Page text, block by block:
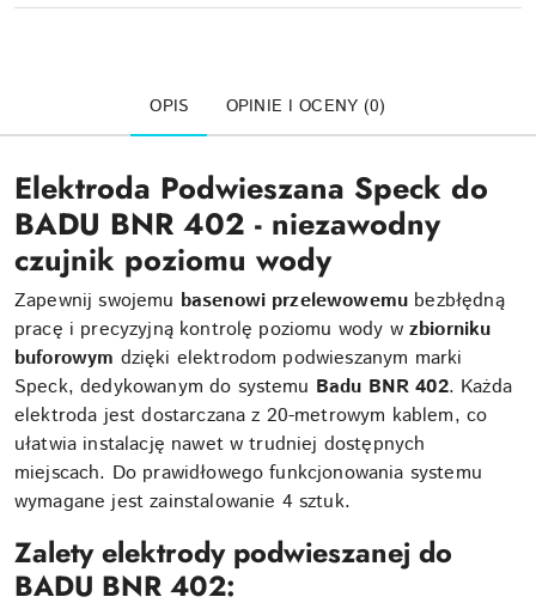
OPIS OPINIE I OCENY (0)
Elektroda Podwieszana Speck do
BADU BNR 402 - niezawodny
czujnik poziomu wody
Zapewnij swojemu basenowi przelewowemu bezbłędną
pracę i precyzyjną kontrolę poziomu wody w zbiorniku
buforowym dzięki elektrodom podwieszanym marki
Speck, dedykowanym do systemu Badu BNR 402. Każda
elektroda jest dostarczana z 20-metrowym kablem, co
ułatwia instalację nawet w trudniej dostępnych
miejscach. Do prawidłowego funkcjonowania systemu
wymagane jest zainstalowanie 4 sztuk.
Zalety elektrody podwieszanej do
BADU BNR 402: